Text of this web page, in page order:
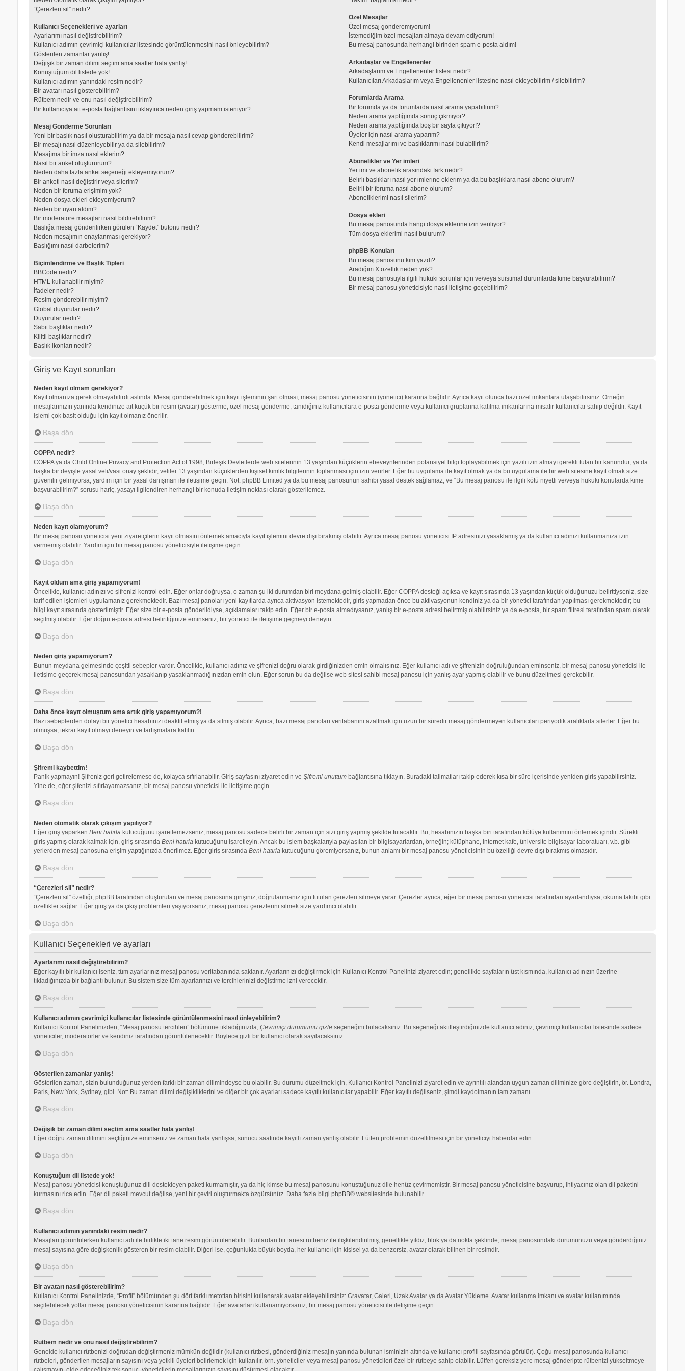
“Çerezleri sil” nedir?
Kullanıcı Seçenekleri ve ayarları
Ayarlarımı nasıl değiştirebilirim?
Kullanıcı adımın çevrimiçi kullanıcılar listesinde görüntülenmesini nasıl önleyebilirim?
Gösterilen zamanlar yanlış!
Değişik bir zaman dilimi seçtim ama saatler hala yanlış!
Konuştuğum dil listede yok!
Kullanıcı adımın yanındaki resim nedir?
Bir avatarı nasıl gösterebilirim?
Rütbem nedir ve onu nasıl değiştirebilirim?
Bir kullanıcıya ait e-posta bağlantısını tıklayınca neden giriş yapmam isteniyor?
Mesaj Gönderme Sorunları
Yeni bir başlık nasıl oluşturabilirim ya da bir mesaja nasıl cevap gönderebilirim?
Bir mesajı nasıl düzenleyebilir ya da silebilirim?
Mesajıma bir imza nasıl eklerim?
Nasıl bir anket oluştururum?
Neden daha fazla anket seçeneği ekleyemiyorum?
Bir anketi nasıl değiştirir veya silerim?
Neden bir foruma erişimim yok?
Neden dosya ekleri ekleyemiyorum?
Neden bir uyarı aldım?
Bir moderatöre mesajları nasıl bildirebilirim?
Başlığa mesaj gönderilirken görülen “Kaydet” butonu nedir?
Neden mesajımın onaylanması gerekiyor?
Başlığımı nasıl darbelerim?
Biçimlendirme ve Başlık Tipleri
BBCode nedir?
HTML kullanabilir miyim?
İfadeler nedir?
Resim gönderebilir miyim?
Global duyurular nedir?
Duyurular nedir?
Sabit başlıklar nedir?
Kilitli başlıklar nedir?
Başlık ikonları nedir?
Özel Mesajlar
Özel mesaj gönderemiyorum!
İstemediğim özel mesajları almaya devam ediyorum!
Bu mesaj panosunda herhangi birinden spam e-posta aldım!
Arkadaşlar ve Engellenenler
Arkadaşlarım ve Engellenenler listesi nedir?
Kullanıcıları Arkadaşlarım veya Engellenenler listesine nasıl ekleyebilirim / silebilirim?
Forumlarda Arama
Bir forumda ya da forumlarda nasıl arama yapabilirim?
Neden arama yaptığımda sonuç çıkmıyor?
Neden arama yaptığımda boş bir sayfa çıkıyor!?
Üyeler için nasıl arama yaparım?
Kendi mesajlarımı ve başlıklarımı nasıl bulabilirim?
Abonelikler ve Yer imleri
Yer imi ve abonelik arasındaki fark nedir?
Belirli başlıkları nasıl yer imlerine eklerim ya da bu başlıklara nasıl abone olurum?
Belirli bir foruma nasıl abone olurum?
Aboneliklerimi nasıl silerim?
Dosya ekleri
Bu mesaj panosunda hangi dosya eklerine izin veriliyor?
Tüm dosya eklerimi nasıl bulurum?
phpBB Konuları
Bu mesaj panosunu kim yazdı?
Aradığım X özellik neden yok?
Bu mesaj panosuyla ilgili hukuki sorunlar için ve/veya suistimal durumlarda kime başvurabilirim?
Bir mesaj panosu yöneticisiyle nasıl iletişime geçebilirim?
Giriş ve Kayıt sorunları
Neden kayıt olmam gerekiyor?
Kayıt olmanıza gerek olmayabilirdi aslında. Mesaj gönderebilmek için kayıt işleminin şart olması, mesaj panosu yöneticisinin (yönetici) kararına bağlıdır. Ayrıca kayıt olunca bazı özel imkanlara ulaşabilirsiniz. Örneğin
mesajlarınızın yanında kendinize ait küçük bir resim (avatar) gösterme, özel mesaj gönderme, tanıdığınız kullanıcılara e-posta gönderme veya kullanıcı gruplarına katılma imkanlarına misafir kullanıcılar sahip değildir. Kayıt
işlemi çok basit olduğu için kayıt olmanız önerilir.
Başa dön
COPPA nedir?
COPPA ya da Child Online Privacy and Protection Act of 1998, Birleşik Devletlerde web sitelerinin 13 yaşından küçüklerin ebeveynlerinden potansiyel bilgi toplayabilmek için yazılı izin almayı gerekli tutan bir kanundur, ya da
başka bir deyişle yasal veli/vasi onay şeklidir, veliler 13 yaşından küçüklerden kişisel kimlik bilgilerinin toplanması için izin verirler. Eğer bu uygulama ile kayıt olmak ya da bu uygulama ile bir web sitesine kayıt olmak size
güvenilir gelmiyorsa, yardım için bir yasal danışman ile iletişime geçin. Not: phpBB Limited ya da bu mesaj panosunun sahibi yasal destek sağlamaz, ve “Bu mesaj panosu ile ilgili kötü niyetli ve/veya hukuki konularda kime
başvurabilirim?” sorusu hariç, yasayı ilgilendiren herhangi bir konuda iletişim noktası olarak gösterilemez.
Başa dön
Neden kayıt olamıyorum?
Bir mesaj panosu yöneticisi yeni ziyaretçilerin kayıt olmasını önlemek amacıyla kayıt işlemini devre dışı bırakmış olabilir. Ayrıca mesaj panosu yöneticisi IP adresinizi yasaklamış ya da kullanıcı adınızı kullanmanıza izin
vermemiş olabilir. Yardım için bir mesaj panosu yöneticisiyle iletişime geçin.
Başa dön
Kayıt oldum ama giriş yapamıyorum!
Öncelikle, kullanıcı adınızı ve şifrenizi kontrol edin. Eğer onlar doğruysa, o zaman şu iki durumdan biri meydana gelmiş olabilir. Eğer COPPA desteği açıksa ve kayıt sırasında 13 yaşından küçük olduğunuzu belirttiyseniz, size
tarif edilen işlemleri uygulamanız gerekmektedir. Bazı mesaj panoları yeni kayıtlarda ayrıca aktivasyon istemektedir, giriş yapmadan önce bu aktivasyonun kendiniz ya da bir yönetici tarafından yapılması gerekmektedir; bu
bilgi kayıt sırasında gösterilmiştir. Eğer size bir e-posta gönderildiyse, açıklamaları takip edin. Eğer bir e-posta almadıysanız, yanlış bir e-posta adresi belirtmiş olabilirsiniz ya da e-posta, bir spam filtresi tarafından spam olarak
seçilmiş olabilir. Eğer doğru e-posta adresi belirttiğinize eminseniz, bir yönetici ile iletişime geçmeyi deneyin.
Başa dön
Neden giriş yapamıyorum?
Bunun meydana gelmesinde çeşitli sebepler vardır. Öncelikle, kullanıcı adınız ve şifrenizi doğru olarak girdiğinizden emin olmalısınız. Eğer kullanıcı adı ve şifrenizin doğruluğundan eminseniz, bir mesaj panosu yöneticisi ile
iletişime geçerek mesaj panosundan yasaklanıp yasaklanmadığınızdan emin olun. Eğer sorun bu da değilse web sitesi sahibi mesaj panosu için yanlış ayar yapmış olabilir ve bunu düzeltmesi gerekebilir.
Başa dön
Daha önce kayıt olmuştum ama artık giriş yapamıyorum?!
Bazı sebeplerden dolayı bir yönetici hesabınızı deaktif etmiş ya da silmiş olabilir. Ayrıca, bazı mesaj panoları veritabanını azaltmak için uzun bir süredir mesaj göndermeyen kullanıcıları periyodik aralıklarla silerler. Eğer bu
olmuşsa, tekrar kayıt olmayı deneyin ve tartışmalara katılın.
Başa dön
Şifremi kaybettim!
Panik yapmayın! Şifreniz geri getirelemese de, kolayca sıfırlanabilir. Giriş sayfasını ziyaret edin ve Şifremi unuttumbağlantısına tıklayın. Buradaki talimatları takip ederek kısa bir süre içerisinde yeniden giriş yapabilirsiniz.
Yine de, eğer şifenizi sıfırlayamazsanız, bir mesaj panosu yöneticisi ile iletişime geçin.
Başa dön
Neden otomatik olarak çıkışım yapılıyor?
Eğer giriş yaparken Beni hatırlakutucuğunu işaretlemezseniz, mesaj panosu sadece belirli bir zaman için sizi giriş yapmış şekilde tutacaktır. Bu, hesabınızın başka biri tarafından kötüye kullanımını önlemek içindir. Sürekli
giriş yapmış olarak kalmak için, giriş sırasında Beni hatırlakutucuğunu işaretleyin. Ancak bu işlem başkalarıyla paylaşılan bir bilgisayarlardan, örneğin; kütüphane, internet kafe, üniversite bilgisayar laboratuarı, v.b. gibi
yerlerden mesaj panosuna erişim yaptığınızda önerilmez. Eğer giriş sırasında Beni hatırlakutucuğunu göremiyorsanız, bunun anlamı bir mesaj panosu yöneticisinin bu özelliği devre dışı bırakmış olmasıdır.
Başa dön
“Çerezleri sil” nedir?
“Çerezleri sil” özelliği, phpBB tarafından oluşturulan ve mesaj panosuna girişiniz, doğrulanmanız için tutulan çerezleri silmeye yarar. Çerezler ayrıca, eğer bir mesaj panosu yöneticisi tarafından ayarlandıysa, okuma takibi gibi
özellikler sağlar. Eğer giriş ya da çıkış problemleri yaşıyorsanız, mesaj panosu çerezlerini silmek size yardımcı olabilir.
Başa dön
Kullanıcı Seçenekleri ve ayarları
Ayarlarımı nasıl değiştirebilirim?
Eğer kayıtlı bir kullanıcı iseniz, tüm ayarlarınız mesaj panosu veritabanında saklanır. Ayarlarınızı değiştirmek için Kullanıcı Kontrol Panelinizi ziyaret edin; genellikle sayfaların üst kısmında, kullanıcı adınızın üzerine
tıkladığınızda bir bağlantı bulunur. Bu sistem size tüm ayarlarınızı ve tercihlerinizi değiştirme izni verecektir.
Başa dön
Kullanıcı adımın çevrimiçi kullanıcılar listesinde görüntülenmesini nasıl önleyebilirim?
Kullanıcı Kontrol Panelinizden, “Mesaj panosu tercihleri” bölümüne tıkladığınızda, Çevrimiçi durumumu gizleseçeneğini bulacaksınız. Bu seçeneği aktifleştirdiğinizde kullanıcı adınız, çevrimiçi kullanıcılar listesinde sadece
yöneticiler, moderatörler ve kendiniz tarafından görüntülenecektir. Böylece gizli bir kullanıcı olarak sayılacaksınız.
Başa dön
Gösterilen zamanlar yanlış!
Gösterilen zaman, sizin bulunduğunuz yerden farklı bir zaman dilimindeyse bu olabilir. Bu durumu düzeltmek için, Kullanıcı Kontrol Panelinizi ziyaret edin ve ayrıntılı alandan uygun zaman diliminize göre değiştirin, ör. Londra,
Paris, New York, Sydney, gibi. Not: Bu zaman dilimi değişikliklerini ve diğer bir çok ayarları sadece kayıtlı kullanıcılar yapabilir. Eğer kayıtlı değilseniz, şimdi kaydolmanın tam zamanı.
Başa dön
Değişik bir zaman dilimi seçtim ama saatler hala yanlış!
Eğer doğru zaman dilimini seçtiğinize eminseniz ve zaman hala yanlışsa, sunucu saatinde kayıtlı zaman yanlış olabilir. Lütfen problemin düzeltilmesi için bir yöneticiyi haberdar edin.
Başa dön
Konuştuğum dil listede yok!
Mesaj panosu yöneticisi konuştuğunuz dili destekleyen paketi kurmamıştır, ya da hiç kimse bu mesaj panosunu konuştuğunuz dile henüz çevirmemiştir. Bir mesaj panosu yöneticisine başvurup, ihtiyacınız olan dil paketini
kurmasını rica edin. Eğer dil paketi mevcut değilse, yeni bir çeviri oluşturmakta özgürsünüz. Daha fazla bilgi phpBB® websitesinde bulunabilir.
Başa dön
Kullanıcı adımın yanındaki resim nedir?
Mesajları görüntülerken kullanıcı adı ile birlikte iki tane resim görüntülenebilir. Bunlardan bir tanesi rütbeniz ile ilişkilendirilmiş; genellikle yıldız, blok ya da nokta şeklinde; mesaj panosundaki durumunuzu veya gönderdiğiniz
mesaj sayısına göre değişkenlik gösteren bir resim olabilir. Diğeri ise, çoğunlukla büyük boyda, her kullanıcı için kişisel ya da benzersiz, avatar olarak bilinen bir resimdir.
Başa dön
Bir avatarı nasıl gösterebilirim?
Kullanıcı Kontrol Panelinizde, “Profil” bölümünden şu dört farklı metottan birisini kullanarak avatar ekleyebilirsiniz: Gravatar, Galeri, Uzak Avatar ya da Avatar Yükleme. Avatar kullanma imkanı ve avatar kullanımında
seçilebilecek yollar mesaj panosu yöneticisinin kararına bağlıdır. Eğer avatarları kullanamıyorsanız, bir mesaj panosu yöneticisi ile iletişime geçin.
Başa dön
Rütbem nedir ve onu nasıl değiştirebilirim?
Genelde kullanıcı rütbenizi doğrudan değiştirmeniz mümkün değildir (kullanıcı rütbesi, gönderdiğiniz mesajın yanında bulunan isminizin altında ve kullanıcı profili sayfasında görülür). Çoğu mesaj panosunda kullanıcı
rütbeleri, gönderilen mesajların sayısını veya yetkili üyeleri belirlemek için kullanılır, örn. yöneticiler veya mesaj panosu yöneticileri özel bir rütbeye sahip olabilir. Lütfen gereksiz yere mesaj gönderipte rütbenizi yükseltmeye